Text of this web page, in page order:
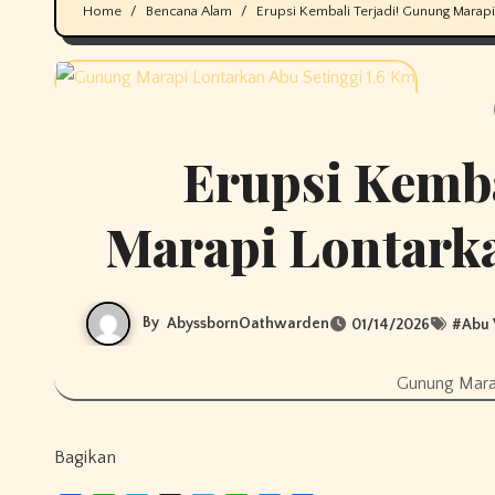
Home Bencana Alam Erupsi Kembali Terjadi! Gunung
Erupsi
Marapi
By AbyssbornOathwarden 01/14/2026 #Abu
Gunung
Bagikan